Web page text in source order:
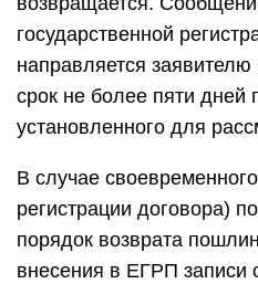
государственной
направляется
срок не более пяти дней
установленного для
В случае
регистрации договора)
порядок возврата
внесения в ЕГРП записи